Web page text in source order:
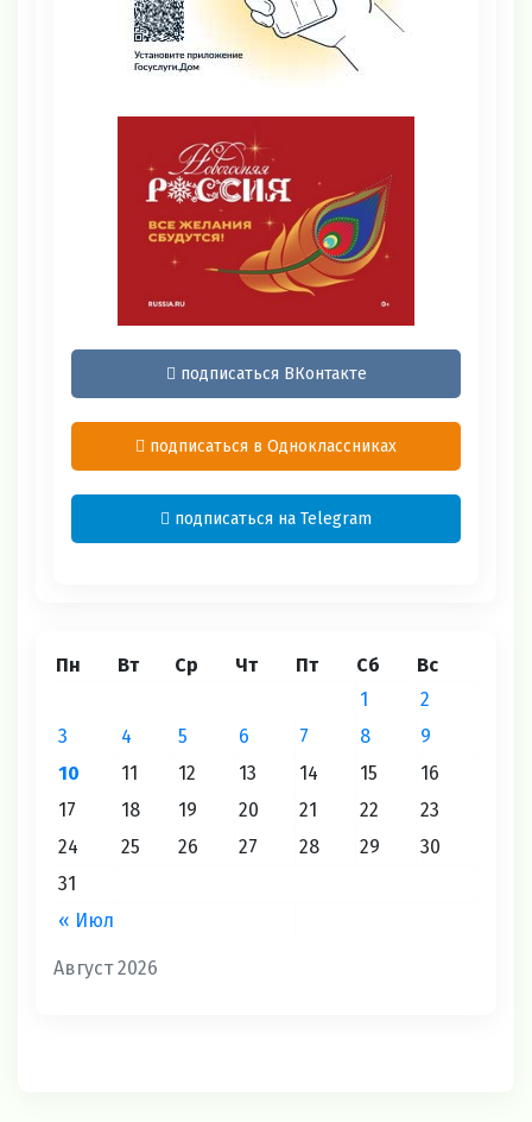
подписаться ВКонтакте
подписаться в Одноклассниках
подписаться на Telegram
Август 2026
Пн Вт Ср Чт Пт Сб Вс
« Июл
1
2
3
4 5 6 7 8
9
10
11 12 13 14 15
16
17
18 19 20 21 22
23
24
25 26 27 28 29
30
31